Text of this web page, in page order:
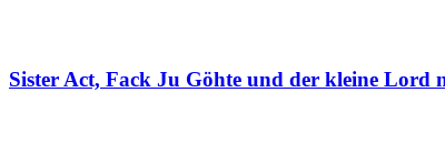
Sister Act, Fack Ju Göhte und der kleine Lord